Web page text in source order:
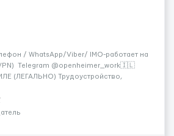
/ WhatsApp/Viber/ IMO-работает на
Telegram @openheimer_work🇮🇱
(ЛЕГАЛЬНО) Трудоустройство,
стране? Хотите получать досто...